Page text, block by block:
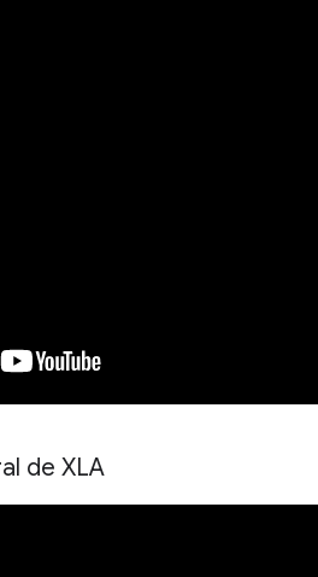
de XLA